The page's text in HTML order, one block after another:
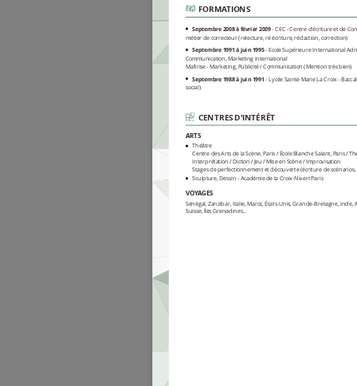
FORMATIONS
Septembre 2008 à février 2009 CEC - Centre d'écriture et de
métier de correcteur (relecture, ré écriture, rédaction, correction)
Septembre 1991 à juin 1995 Ecole Supérieure International
Communication, Marketing international
Maîtrise - Marketing, Publicité / Communication (Mention très bien)
Septembre 1988 à juin 1991 Lycée Sainte Marie La Croix
social)
CENTRES D'INTÉRÊT
ARTS
Théâtre
Centre des Arts de la Scène, Paris / École Blanche Salant, Paris /
Interprétation / Diction / Jeu / Mise en Scène / Improvisation
Stages de perfectionnement et découverte (écriture de scénarios,
Sculpture, Dessin - Académie de la Croix-Nivert Paris
VOYAGES
Sénégal, Zanzibar, Italie, Maroc, États-Unis, Grande-Bretagne, Inde,
Suisse, îles Grenadines...